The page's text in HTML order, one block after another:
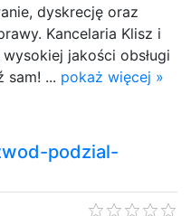
dyskrecję oraz
Kancelaria Klisz i
jakości obsługi
sam! ... pokaż więcej »
podzial-